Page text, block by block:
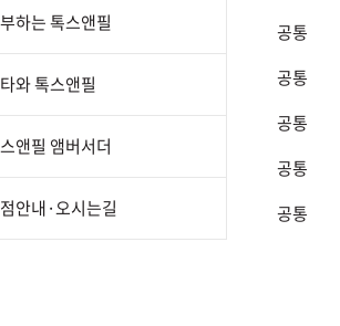
하는 톡스앤필
와 톡스앤필
앤필 앰버서더
안내·오시는길
공통
공통
공통
공통
공통